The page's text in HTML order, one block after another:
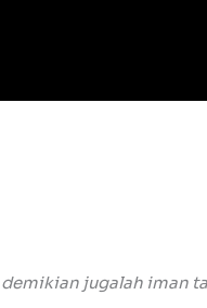
jugalah iman